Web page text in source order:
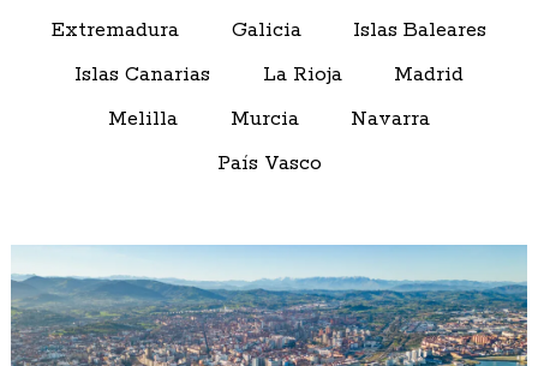
Extremadura
Galicia
Islas Baleares
Islas Canarias
La Rioja
Madrid
Melilla
Murcia
Navarra
País Vasco